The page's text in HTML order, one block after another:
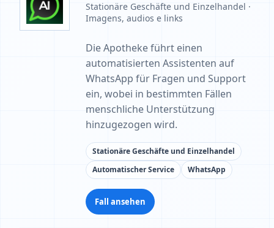
Stationäre Geschäfte und Einzelhandel ·
Imagens, audios e links
Die Apotheke führt einen
automatisierten Assistenten auf
WhatsApp für Fragen und Support
ein, wobei in bestimmten Fällen
menschliche Unterstützung
hinzugezogen wird.
Stationäre Geschäfte und Einzelhandel
Automatischer Service
WhatsApp
Fall ansehen